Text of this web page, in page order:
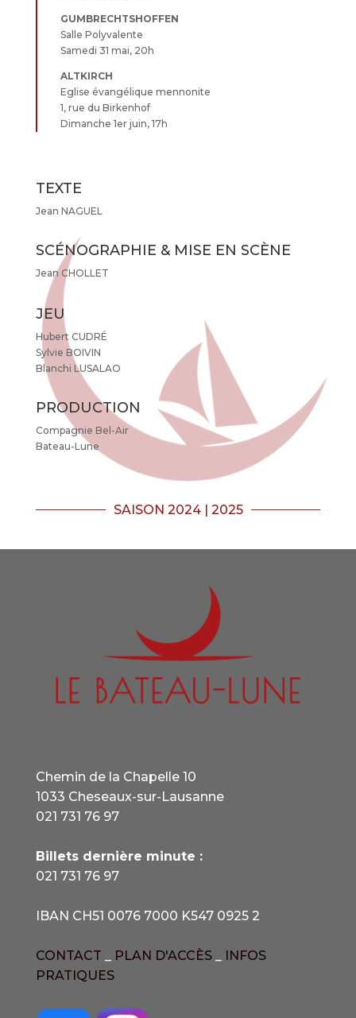
GUMBRECHTSHOFFEN
Salle Polyvalente
Samedi 31 mai, 20h
ALTKIRCH
Eglise évangélique mennonite
1, rue du Birkenhof
Dimanche 1er juin, 17h
TEXTE
Jean NAGUEL
SCÉNOGRAPHIE & MISE EN SCÈNE
Jean CHOLLET
JEU
Hubert CUDRÉ
Sylvie BOIVIN
Blanchi LUSALAO
PRODUCTION
Compagnie Bel-Air
Bateau-Lune
SAISON 2024 | 2025
Chemin de la Chapelle 10
1033 Cheseaux-sur-Lausanne
021 731 76 97
Billets dernière minute :
021 731 76 97
IBAN CH51 0076 7000 K547 0925 2
CONTACT PLAN D'ACCÈS_
INFOS
PRATIQUES